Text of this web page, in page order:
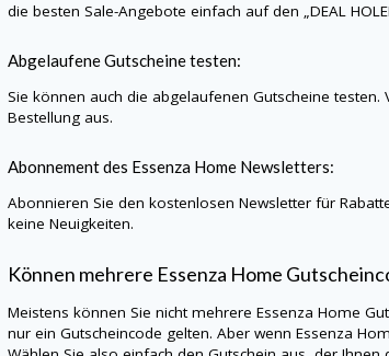
die besten Sale-Angebote einfach auf den „DEAL
Abgelaufene Gutscheine testen:
Sie können auch die abgelaufenen Gutscheine
Bestellung aus.
Abonnement des Essenza Home Newsletters:
Abonnieren Sie den kostenlosen Newsletter für
keine Neuigkeiten.
Können mehrere Essenza Home
Meistens können Sie nicht mehrere Essenza Home
nur ein Gutscheincode gelten. Aber wenn Essenza